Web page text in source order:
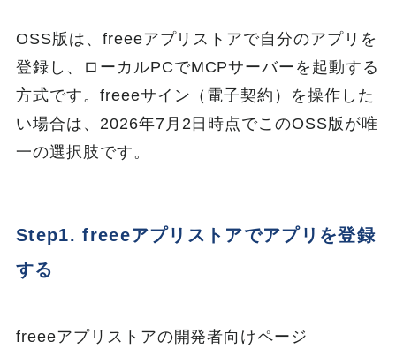
OSS版は、freeeアプリストアで自分のアプリを
登録し、ローカルPCでMCPサーバーを起動する
方式です。freeeサイン（電子契約）を操作した
い場合は、2026年7月2日時点でこのOSS版が唯
一の選択肢です。
Step1. freeeアプリストアでアプリを登録
する
freeeアプリストアの開発者向けページ